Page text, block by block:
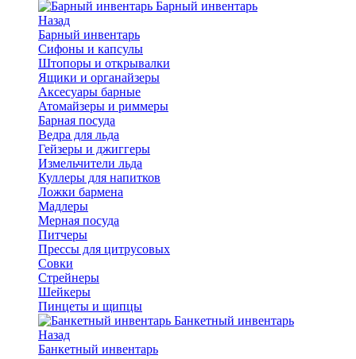
Барный инвентарь
Назад
Барный инвентарь
Сифоны и капсулы
Штопоры и открывалки
Ящики и органайзеры
Аксесуары барные
Атомайзеры и риммеры
Барная посуда
Ведра для льда
Гейзеры и джиггеры
Измельчители льда
Куллеры для напитков
Ложки бармена
Мадлеры
Мерная посуда
Питчеры
Прессы для цитрусовых
Совки
Стрейнеры
Шейкеры
Пинцеты и щипцы
Банкетный инвентарь
Назад
Банкетный инвентарь